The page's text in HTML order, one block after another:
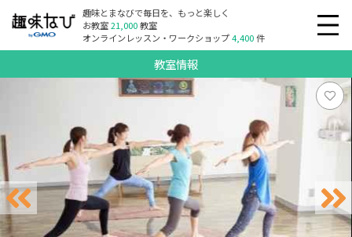
趣味とまなびで毎日を、もっと楽しく
お教室21,000教室
オンラインレッスン・ワークショップ4,400件
教室情報